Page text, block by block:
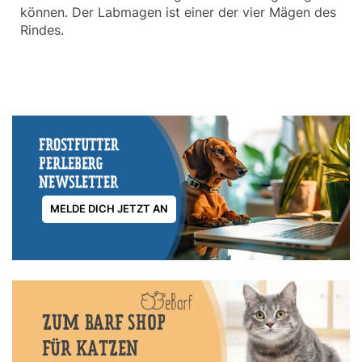
können. Der Labmagen ist einer der vier Mägen des
Rindes.
MELDE DICH JETZT AN
ZUM BARF SHOP
FÜR KATZEN